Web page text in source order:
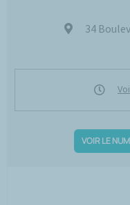
34
VOIR LE